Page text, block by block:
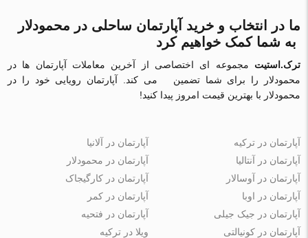
ما در انتخاب و خرید آپارتمان ساحلی در محمودلار
به شما کمک خواهیم کرد
ترک.استیت مجموعه ای اختصاصی از آخرین معاملات آپارتمان ها در
محمودلار را برای شما تضمین می کند. آپارتمان رویایی خود را در
محمودلار با بهترین قیمت امروز پیدا کنید!
آپارتمان در ترکیه
آپارتمان در آنتالیا
آپارتمان در آوسالار
آپارتمان در اوبا
آپارتمان در جیک جیلی
آپارتمان در آلانیا
آپارتمان در محمودلار
آپارتمان در کارگیجاک
آپارتمان در کمر
آپارتمان در فتحیه
آپارتمان در کونیالتی
ویلا در ترکیه